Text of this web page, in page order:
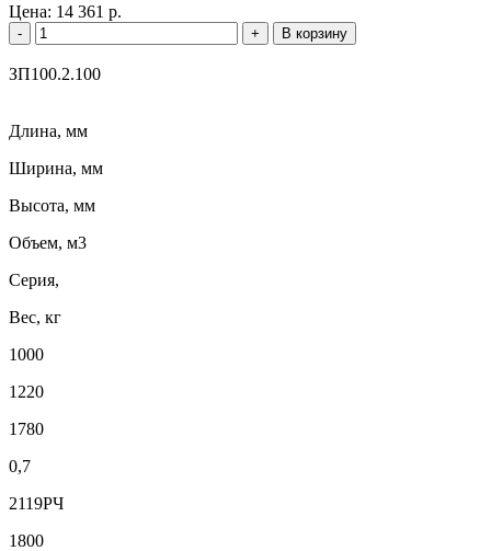
Цена: 14 361 р.
- + В корзину
ЗП100.2.100
Длина, мм
Ширина, мм
Высота, мм
Объем, м3
Серия,
Вес, кг
1000
1220
1780
0,7
2119РЧ
1800